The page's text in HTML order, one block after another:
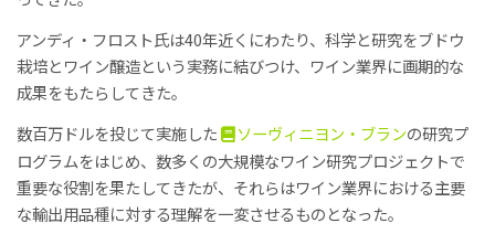
アンディ・フロスト氏は40年近くにわたり、科学と研究をブドウ
栽培とワイン醸造という実務に結びつけ、ワイン業界に画期的な
成果をもたらしてきた。
数百万ドルを投じて実施した
ソーヴィニヨン・ブランの研究プ
ログラムをはじめ、数多くの大規模なワイン研究プロジェクトで
重要な役割を果たしてきたが、それらはワイン業界における主要
な輸出用品種に対する理解を一変させるものとなった。